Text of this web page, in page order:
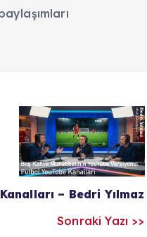
– Bedri Yılmaz
Sonraki Yazı >>